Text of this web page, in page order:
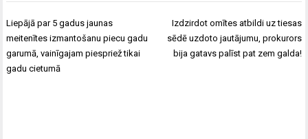
Ziņu
izvēlne
Liepājā par 5 gadus jaunas
meitenītes izmantošanu piecu gadu
garumā, vainīgajam piespriež tikai
gadu cietumā
Izdzirdot omītes atbildi uz tiesas
sēdē uzdoto jautājumu, prokurors
bija gatavs palīst pat zem galda!